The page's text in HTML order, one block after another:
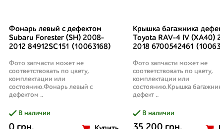
Фонарь левый с дефектом
Subaru Forester (SH) 2008-
2012 84912SC151 (10063168)
Фото запчасти может не
соответствовать по цвету,
комплектации или
состоянию.Фонарь левый с
дефектом ..
В наличии
Крышка багажника
Toyota RAV-4 IV (XA40)
2018 6700542461
Фото запчасти может не
соответствовать по цвету,
комплектации или
состоянию.Крышка
дефект ..
В наличии